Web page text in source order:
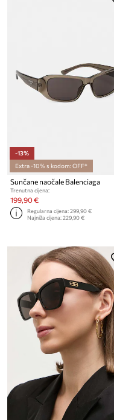
-13%
Extra -10% s kodom: OFF*
Sunčane naočale Balenciaga
Trenutna cijena:
199,90 €
Regularna cijena:299,90 €
Najniža cijena:229,90 €